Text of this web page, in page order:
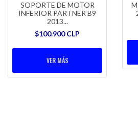
SOPORTE DE MOTOR
INFERIOR PARTNER B9
2013...
$100.900 CLP
VER MÁS